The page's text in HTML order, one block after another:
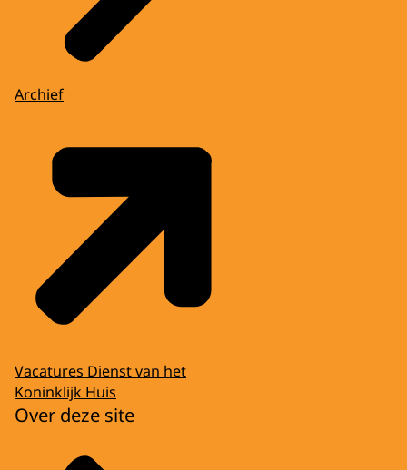
Archief
Vacatures Dienst van het
Koninklijk Huis
Over deze site